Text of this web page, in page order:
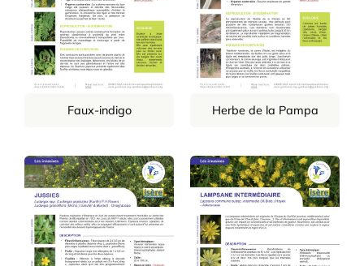
Faux-indigo Herbe de la Pampa